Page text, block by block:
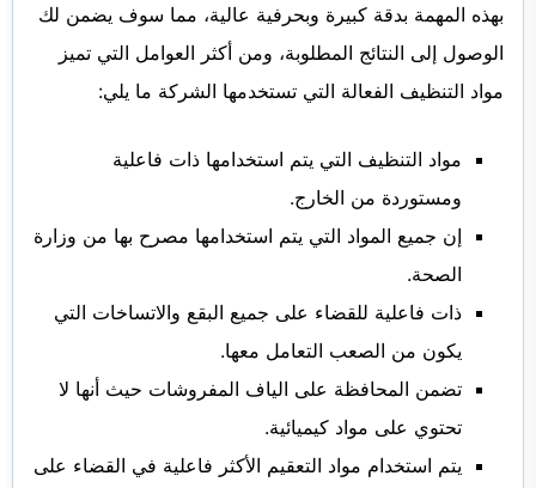
بهذه المهمة بدقة كبيرة وبحرفية عالية، مما سوف يضمن لك
الوصول إلى النتائج المطلوبة، ومن أكثر العوامل التي تميز
مواد التنظيف الفعالة التي تستخدمها الشركة ما يلي:
مواد التنظيف التي يتم استخدامها ذات فاعلية
ومستوردة من الخارج.
إن جميع المواد التي يتم استخدامها مصرح بها من وزارة
الصحة.
ذات فاعلية للقضاء على جميع البقع والاتساخات التي
يكون من الصعب التعامل معها.
تضمن المحافظة على الياف المفروشات حيث أنها لا
تحتوي على مواد كيميائية.
يتم استخدام مواد التعقيم الأكثر فاعلية في القضاء على